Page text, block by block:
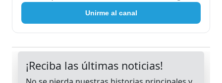
Unirme al canal